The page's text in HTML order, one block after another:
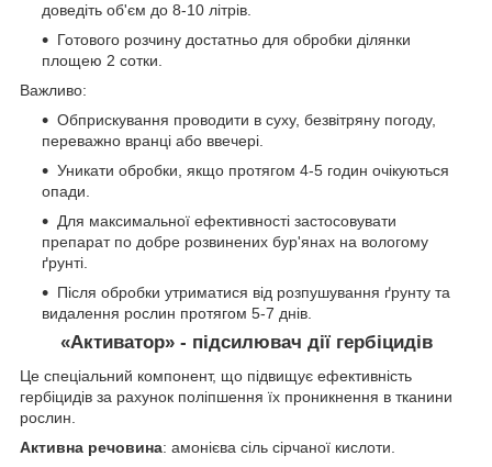
доведіть об'єм до 8-10 літрів.
Готового розчину достатньо для обробки ділянки
площею 2 сотки.
Важливо:
Обприскування проводити в суху, безвітряну погоду,
переважно вранці або ввечері.
Уникати обробки, якщо протягом 4-5 годин очікуються
опади.
Для максимальної ефективності застосовувати
препарат по добре розвинених бур'янах на вологому
ґрунті.
Після обробки утриматися від розпушування ґрунту та
видалення рослин протягом 5-7 днів.
«Активатор» - підсилювач дії гербіцидів
Це спеціальний компонент, що підвищує ефективність
гербіцидів за рахунок поліпшення їх проникнення в тканини
рослин.
Активна речовина: амонієва сіль сірчаної кислоти.